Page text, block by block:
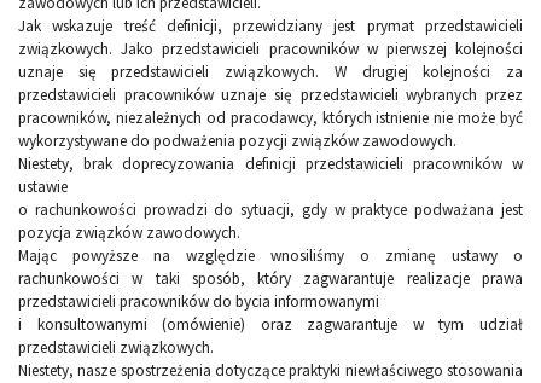
Jak wskazuje treść definicji, przewidziany jest prymat przedstawicieli
związkowych. Jako przedstawicieli pracowników w pierwszej kolejności
uznaje się przedstawicieli związkowych. W drugiej kolejności za
przedstawicieli pracowników uznaje się przedstawicieli wybranych przez
pracowników, niezależnych od pracodawcy, których istnienie nie może być
wykorzystywane do podważenia pozycji związków zawodowych.
Niestety, brak doprecyzowania definicji przedstawicieli pracowników w
ustawie
o rachunkowości prowadzi do sytuacji, gdy w praktyce podważana jest
pozycja związków zawodowych.
Mając powyższe na względzie wnosiliśmy o zmianę ustawy o
rachunkowości w taki sposób, który zagwarantuje realizacje prawa
przedstawicieli pracowników do bycia informowanymi
i konsultowanymi (omówienie) oraz zagwarantuje w tym udział
przedstawicieli związkowych.
Niestety, nasze spostrzeżenia dotyczące praktyki niewłaściwego stosowania